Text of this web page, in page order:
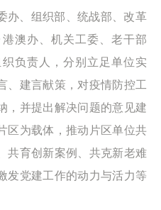
办、组织部、统战部、改革
澳办、机关工委、老干部
负责人，分别立足单位实
、建言献策，对疫情防控工
，并提出解决问题的意见建
区为载体，推动片区单位共
共育创新案例、共克新老难
发党建工作的动力与活力等